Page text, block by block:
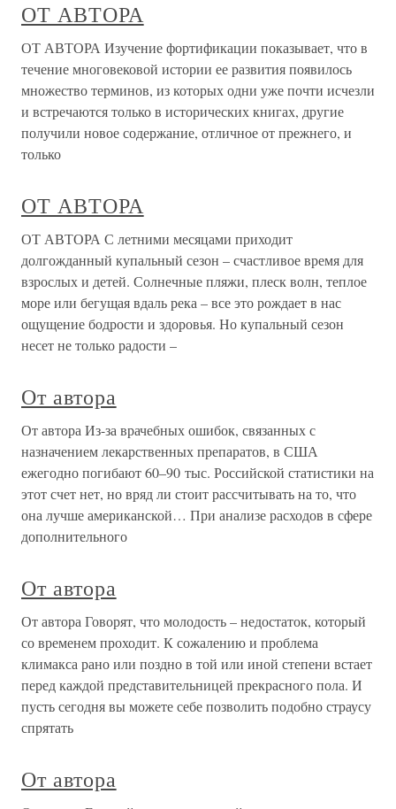
ОТ АВТОРА
ОТ АВТОРА Изучение фортификации показывает, что в
течение многовековой истории ее развития появилось
множество терминов, из которых одни уже почти исчезли
и встречаются только в исторических книгах, другие
получили новое содержание, отличное от прежнего, и
только
ОТ АВТОРА
ОТ АВТОРА С летними месяцами приходит
долгожданный купальный сезон – счастливое время для
взрослых и детей. Солнечные пляжи, плеск волн, теплое
море или бегущая вдаль река – все это рождает в нас
ощущение бодрости и здоровья. Но купальный сезон
несет не только радости –
От автора
От автора Из-за врачебных ошибок, связанных с
назначением лекарственных препаратов, в США
ежегодно погибают 60–90 тыс. Российской статистики на
этот счет нет, но вряд ли стоит рассчитывать на то, что
она лучше американской… При анализе расходов в сфере
дополнительного
От автора
От автора Говорят, что молодость – недостаток, который
со временем проходит. К сожалению и проблема
климакса рано или поздно в той или иной степени встает
перед каждой представительницей прекрасного пола. И
пусть сегодня вы можете себе позволить подобно страусу
спрятать
От автора